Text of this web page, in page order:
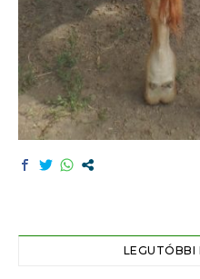
LEGUTÓBBI